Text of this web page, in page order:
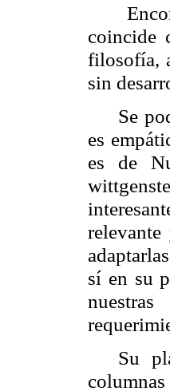
coincide
filosofía,
sin
Se
es
es de
sí en su
Su